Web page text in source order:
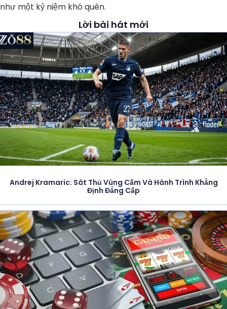
như một kỷ niệm khó quên.
Lời bài hát mới
Andrej Kramaric: Sát Thủ Vùng Cấm Và Hành Trình Khẳng
Định Đẳng Cấp